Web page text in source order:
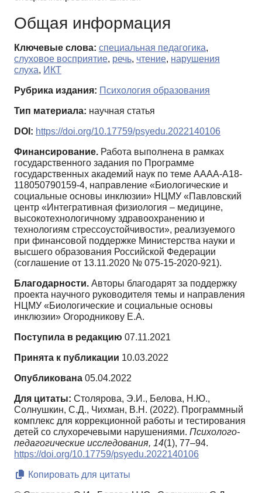
Общая информация
Ключевые слова: специальная педагогика,
слуховое восприятие, речь, чтение, нарушения
слуха, ИКТ
Рубрика издания: Психология образования
Тип материала: научная статья
DOI: https://doi.org/10.17759/psyedu.2022140106
Финансирование. Работа выполнена в рамках
государственного задания по Программе
государственных академий наук по теме AAAA-A18-
118050790159-4, направление «Биологические и
социальные основы инклюзии» НЦМУ «Павловский
центр «Интегративная физиология – медицине,
высокотехнологичному здравоохранению и
технологиям стрессоустойчивости», реализуемого
при финансовой поддержке Министерства науки и
высшего образования Российской Федерации
(соглашение от 13.11.2020 № 075-15-2020-921).
Благодарности. Авторы благодарят за поддержку
проекта научного руководителя темы и направления
НЦМУ «Биологические и социальные основы
инклюзии» Огородникову Е.А.
Поступила в редакцию 07.11.2021
Принята к публикации 10.03.2022
Опубликована 05.04.2022
Для цитаты: Столярова, Э.И., Белова, Н.Ю.,
Солнушкин, С.Д., Чихман, В.Н. (2022). Программный
комплекс для коррекционной работы и тестирования
детей со слухоречевыми нарушениями. Психолого-
педагогические исследования, 14(1), 77–94.
https://doi.org/10.17759/psyedu.2022140106
Копировать для цитаты